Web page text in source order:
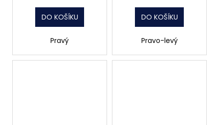
DO KOŠÍKU
Pravý
DO KOŠÍKU
Pravo-levý